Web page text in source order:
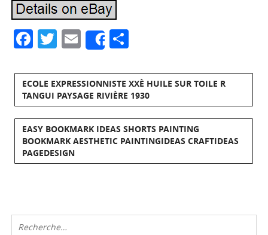
Facebook
Twitter
Email
Share
ECOLE EXPRESSIONNISTE XXÈ HUILE SUR TOILE R
TANGUI PAYSAGE RIVIÈRE 1930
EASY BOOKMARK IDEAS SHORTS PAINTING
BOOKMARK AESTHETIC PAINTINGIDEAS CRAFTIDEAS
PAGEDESIGN